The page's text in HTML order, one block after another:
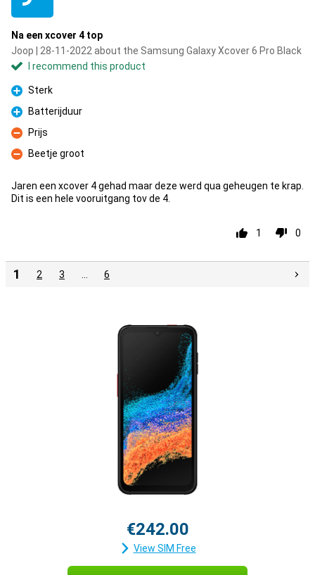
Na een xcover 4 top
Joop | 28-11-2022 about the Samsung Galaxy Xcover 6 Pro Black
I recommend this product
Pro
Sterk
Pro
Batterijduur
Con
Prijs
Con
Beetje groot
Jaren een xcover 4 gehad maar deze werd qua geheugen te krap.
Dit is een hele vooruitgang tov de 4.
1 0
1 2 3 6
€242.00
View SIM Free